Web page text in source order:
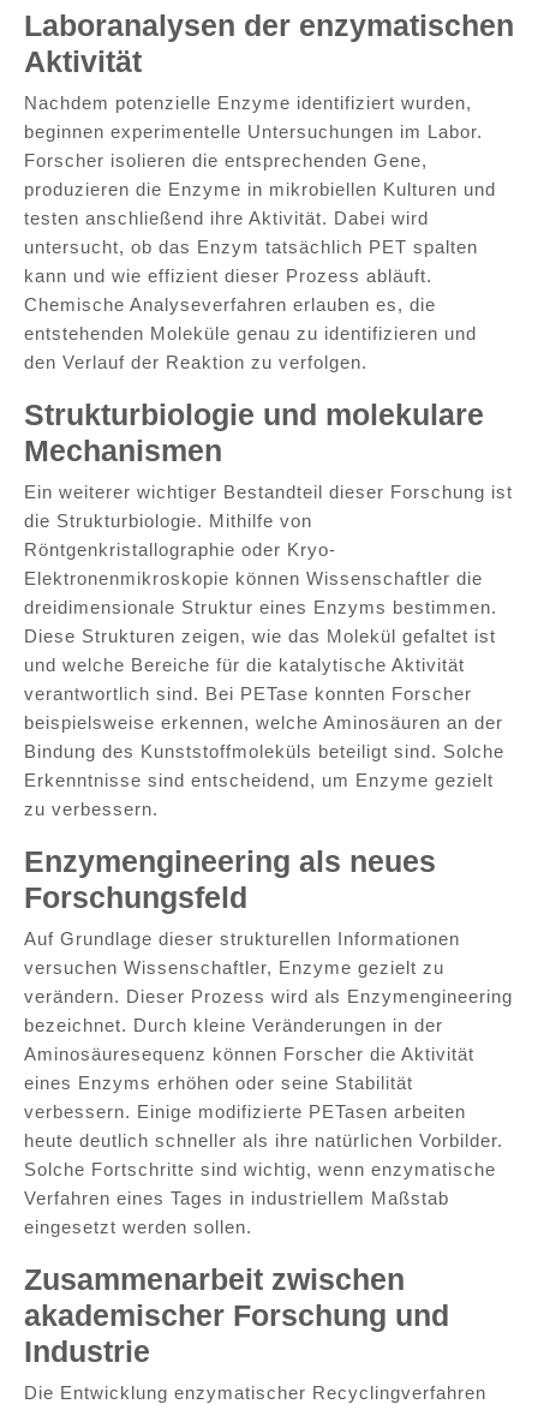
Laboranalysen der enzymatischen
Aktivität
Nachdem potenzielle Enzyme identifiziert wurden,
beginnen experimentelle Untersuchungen im Labor.
Forscher isolieren die entsprechenden Gene,
produzieren die Enzyme in mikrobiellen Kulturen und
testen anschließend ihre Aktivität. Dabei wird
untersucht, ob das Enzym tatsächlich PET spalten
kann und wie effizient dieser Prozess abläuft.
Chemische Analyseverfahren erlauben es, die
entstehenden Moleküle genau zu identifizieren und
den Verlauf der Reaktion zu verfolgen.
Strukturbiologie und molekulare
Mechanismen
Ein weiterer wichtiger Bestandteil dieser Forschung ist
die Strukturbiologie. Mithilfe von
Röntgenkristallographie oder Kryo-
Elektronenmikroskopie können Wissenschaftler die
dreidimensionale Struktur eines Enzyms bestimmen.
Diese Strukturen zeigen, wie das Molekül gefaltet ist
und welche Bereiche für die katalytische Aktivität
verantwortlich sind. Bei PETase konnten Forscher
beispielsweise erkennen, welche Aminosäuren an der
Bindung des Kunststoffmoleküls beteiligt sind. Solche
Erkenntnisse sind entscheidend, um Enzyme gezielt
zu verbessern.
Enzymengineering als neues
Forschungsfeld
Auf Grundlage dieser strukturellen Informationen
versuchen Wissenschaftler, Enzyme gezielt zu
verändern. Dieser Prozess wird als Enzymengineering
bezeichnet. Durch kleine Veränderungen in der
Aminosäuresequenz können Forscher die Aktivität
eines Enzyms erhöhen oder seine Stabilität
verbessern. Einige modifizierte PETasen arbeiten
heute deutlich schneller als ihre natürlichen Vorbilder.
Solche Fortschritte sind wichtig, wenn enzymatische
Verfahren eines Tages in industriellem Maßstab
eingesetzt werden sollen.
Zusammenarbeit zwischen
akademischer Forschung und
Industrie
Die Entwicklung enzymatischer Recyclingverfahren